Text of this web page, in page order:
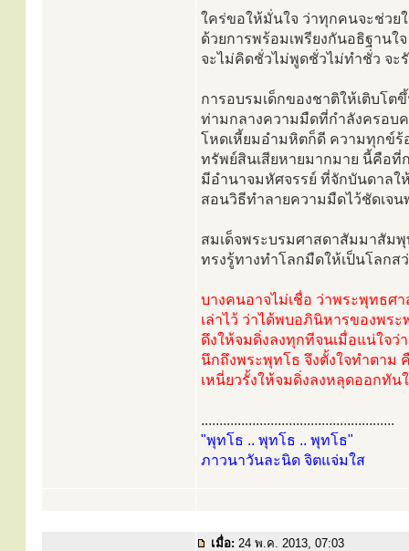
ใคร่ขอให้มั่นใจ ว่าทุกคนจะช่วย
ด้วยการพร้อมเพรียงกันอธิฐานใ
จะไม่คิดชั่วไม่พูดชั่วไม่ทำชั่ว จะ
การอบรมเด็กของชาติให้เติบโ
ท่ามกลางความมืดที่กำลังครอบค
โหดเหี้ยมอำมหิตก็ดี ความทุกข์
ทรัพย์สินเสียหายมากมาย นี้คือที่
มีอำนาจมหัศจรรย์ ที่จักบันดาลใ
สอนวิธีทำลายความมืดไว้ชัดเจ
สมเด็จพระบรมศาสดาสัมมาสัมพุ
ทรงรู้ทางทำโลกมืดให้เป็นโลกส
บางคนอาจไม่เชื่อ ว่าพระพุทธศ
เล่าไว้ ว่าได้พบอภินิหารของพร
ดึงให้จมดิ่งลงทุกทีจนเมื่อแน่ใจ
นึกถึงพระพุทโธ จึงตั้งใจทำตาม
เหนี่ยวรั้งให้จมดิ่งลงหลุดออกทั
.....................................................
"พุทโธ .. พุทโธ .. พุทโธ"
ภาวนาวันละนิด จิตแจ่มใส
เมื่อ: 24 พ.ค. 2013, 07:03